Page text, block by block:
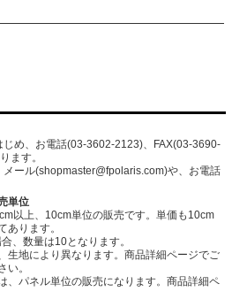
め、お電話(03-3602-2123)、FAX(03-3690-
ます。
メール(shopmaster@fpolaris.com)や、お電話
単位
以上、10cm単位の販売です。単価も10cm
あります。
、数量は10となります。
生地により異なります。商品詳細ページでご
い。
、パネル単位の販売になります。商品詳細ペ